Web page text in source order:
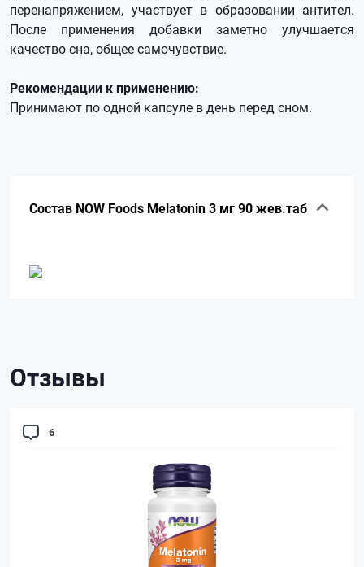
перенапряжением, участвует в образовании антител.
После применения добавки заметно улучшается
качество сна, общее самочувствие.
Рекомендации к применению:
Принимают по одной капсуле в день перед сном.
Состав NOW Foods Melatonin 3 мг 90 жев.таб
Отзывы
6